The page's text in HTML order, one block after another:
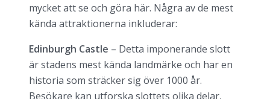
mycket att se och göra här. Några av de mest
kända attraktionerna inkluderar:
Edinburgh Castle – Detta imponerande slott
är stadens mest kända landmärke och har en
historia som sträcker sig över 1000 år.
Besökare kan utforska slottets olika delar,